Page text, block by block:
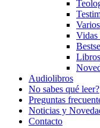
Varios
Vidas
Audiolibros
No sabes qué leer?
Preguntas
Noticias y
Contacto